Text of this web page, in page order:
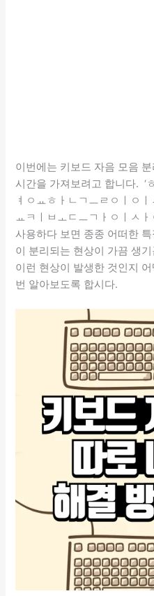
이번에는 키보드 자음 모음
시간을 가져보려고 합니다. ‘
ㅕㅇㅛㅎㅏㄴㄱㅡㄹㅇㅣㅇ
ㅛㅋㅣㅂㅗㄷㅡㄱㅏㅇㅣㅅ
사용하다 보면 종종 어떠한
이 분리되는 현상이 가끔 생
이런 현상이 발생한 것인지
번 알아보도록 합시다.